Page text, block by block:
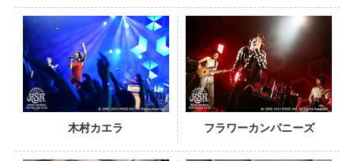
木村カエラ フラワーカンパニーズ
PHOTO